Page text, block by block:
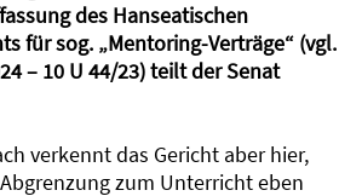
des Hanseatischen
für sog. „Mentoring-Verträge“ (vgl.
– 10 U 44/23) teilt der Senat
verkennt das Gericht aber hier,
zum Unterricht eben